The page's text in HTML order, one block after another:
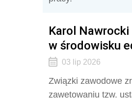
Karol
w środowisku
03 lip 2026
Związki zawodowe
zawetowaniu tzw.